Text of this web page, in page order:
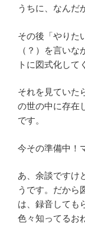
うちに、なんだ
その後「やりた
（？）を言い
トに図式化して
それを見ていた
の世の中に存在
です。
今その準備中！
あ、余談ですけ
うです。だから
は、録音しても
色々知ってるお